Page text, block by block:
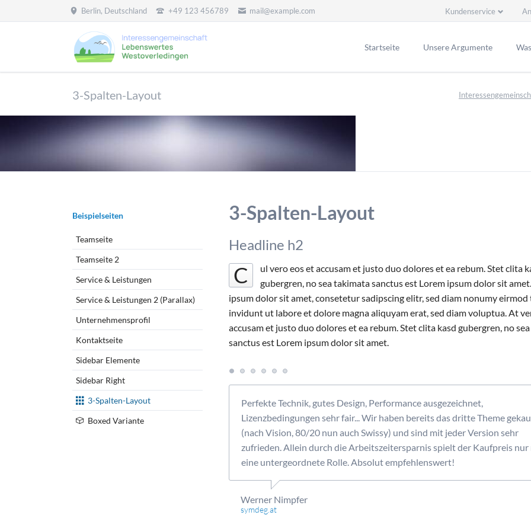
Berlin, Deutschland +49 123 456789 mail@example.com
Kundenservice
Startseite Unsere Argumente
3-Spalten-Layout
3-Spalten-Layout
Headline h2
C
ul vero eos et accusam et justo duo dolores et ea rebum. Stet clita
gubergren, no sea takimata sanctus est Lorem ipsum dolor sit
ipsum dolor sit amet, consetetur sadipscing elitr, sed diam nonumy
invidunt ut labore et dolore magna aliquyam erat, sed diam voluptua. At
accusam et justo duo dolores et ea rebum. Stet clita kasd gubergren, no
sanctus est Lorem ipsum dolor sit amet.
sehr, da die Entwickler sehr viel Wert auf
Programmierung und einfache
Perfekte Technik, gutes Design, Performance ausgezeichnet,
Lizenzbedingungen sehr fair... Wir haben bereits das dritte Theme
(nach Vision, 80/20 nun auch Swissy) und sind mit jeder Version sehr
zufrieden. Allein durch die Arbeitszeitersparnis spielt der Kaufpreis nur
eine untergeordnete Rolle. Absolut empfehlenswert!
Werner Nimpfer
symdeg.at
Navigation
Beispielseiten
Teamseite
Teamseite 2
Service & Leistungen
Service & Leistungen 2 (Parallax)
Unternehmensprofil
Kontaktseite
Sidebar Elemente
Sidebar Right
3-Spalten-Layout
Boxed Variante
ABONNIEREN